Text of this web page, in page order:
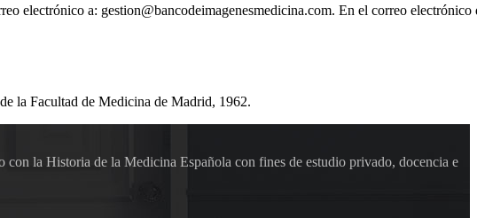
electrónico a: gestion@bancodeimagenesmedicina.com. En el correo electrónico
la Facultad de Medicina de Madrid, 1962.
la Historia de la Medicina Española con fines de estudio privado, docencia e